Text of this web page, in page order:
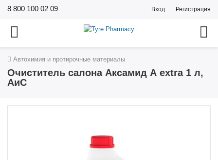
8 800 100 02 09 Вход Регистрация
Автохимия и протирочные материалы
Очиститель салона Аксамид А extra 1 л,
АиС